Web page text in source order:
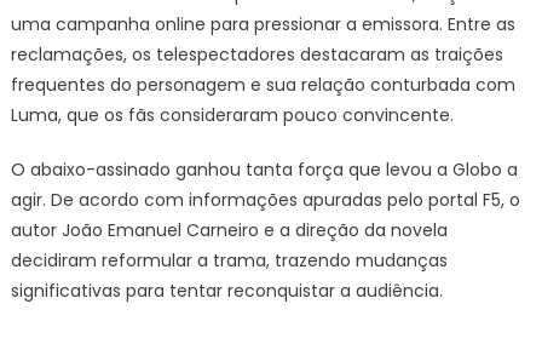
uma campanha online para pressionar a emissora. Entre as
reclamações, os telespectadores destacaram as traições
frequentes do personagem e sua relação conturbada com
Luma, que os fãs consideraram pouco convincente.
O abaixo-assinado ganhou tanta força que levou a Globo a
agir. De acordo com informações apuradas pelo portal F5, o
autor João Emanuel Carneiro e a direção da novela
decidiram reformular a trama, trazendo mudanças
significativas para tentar reconquistar a audiência.